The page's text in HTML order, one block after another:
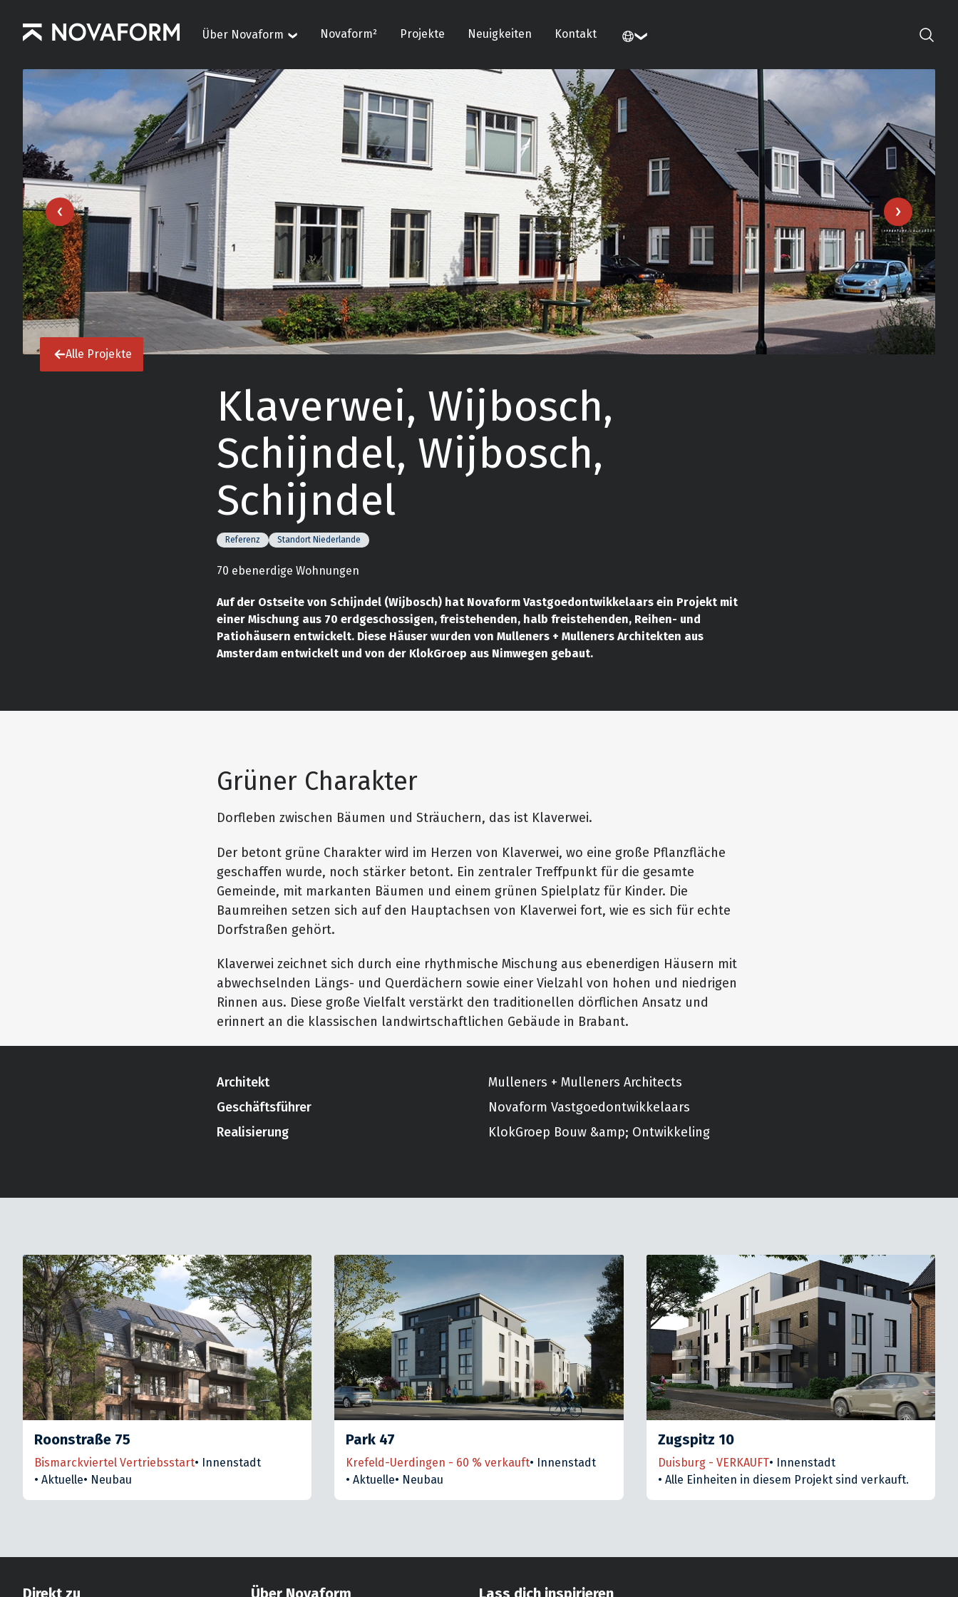
Über Novaform Novaform² Projekte Neuigkeiten Kontakt Suchen
Alle Projekte
Klaverwei, Wijbosch,
Schijndel, Wijbosch,
Schijndel
Referenz Standort Niederlande
70 ebenerdige Wohnungen
Auf der Ostseite von Schijndel (Wijbosch) hat Novaform Vastgoedontwikkelaars ein Projekt mit
einer Mischung aus 70 erdgeschossigen, freistehenden, halb freistehenden, Reihen- und
Patiohäusern entwickelt. Diese Häuser wurden von Mulleners + Mulleners Architekten aus
Amsterdam entwickelt und von der KlokGroep aus Nimwegen gebaut.
Grüner Charakter
Dorfleben zwischen Bäumen und Sträuchern, das ist Klaverwei.
Der betont grüne Charakter wird im Herzen von Klaverwei, wo eine große Pflanzfläche
geschaffen wurde, noch stärker betont. Ein zentraler Treffpunkt für die gesamte
Gemeinde, mit markanten Bäumen und einem grünen Spielplatz für Kinder. Die
Baumreihen setzen sich auf den Hauptachsen von Klaverwei fort, wie es sich für echte
Dorfstraßen gehört.
Klaverwei zeichnet sich durch eine rhythmische Mischung aus ebenerdigen Häusern mit
abwechselnden Längs- und Querdächern sowie einer Vielzahl von hohen und niedrigen
Rinnen aus. Diese große Vielfalt verstärkt den traditionellen dörflichen Ansatz und
erinnert an die klassischen landwirtschaftlichen Gebäude in Brabant.
Architekt
Mulleners + Mulleners Architects
Geschäftsführer
Novaform Vastgoedontwikkelaars
Realisierung
KlokGroep Bouw &amp; Ontwikkeling
Roonstraße 75
Bismarckviertel Vertriebsstart• Innenstadt
• Aktuelle• Neubau
Park 47
Krefeld-Uerdingen - 60 % verkauft• Innenstadt
•Aktuelle• Neubau
Zugspitz 10
Duisburg - VERKAUFT• Innenstadt
• Alle Einheiten in diesem Projekt sind verkauft.
Direkt zu Über Novaform Lass dich inspirieren